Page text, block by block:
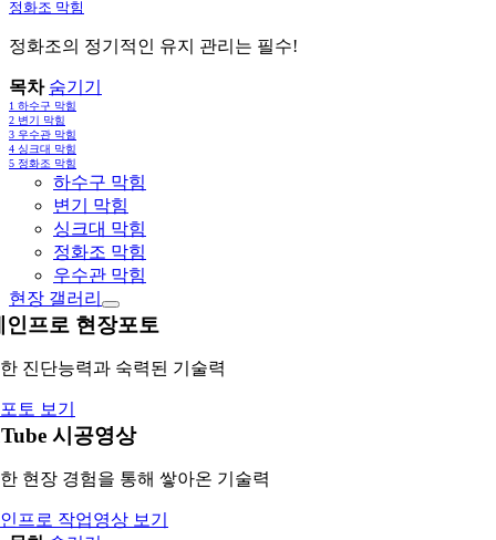
정화조 막힘
정화조의 정기적인 유지 관리는 필수!
목차 숨기기
1 하수구 막힘
2 변기 막힘
3 우수관 막힘
4 싱크대 막힘
5 정화조 막힘
하수구 막힘
변기 막힘
싱크대 막힘
정화조 막힘
우수관 막힘
현장 갤러리
인프로 현장포토
진단능력과 숙력된 기술력
토 보기
시공영상
현장 경험을 통해 쌓아온 기술력
프로 작업영상 보기